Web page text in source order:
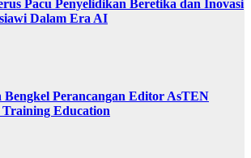
Pacu Penyelidikan Beretika dan Inovasi
Dalam Era AI
Perancangan Editor AsTEN
Education